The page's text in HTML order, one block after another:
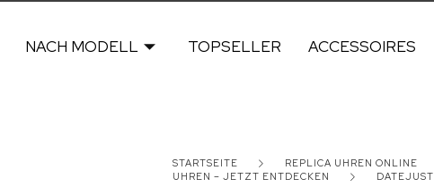
NACH MODELL TOPSELLER ACCESSOIRES
STARTSEITE REPLICA UHREN ONLINE
UHREN – JETZT ENTDECKEN
DATEJUST